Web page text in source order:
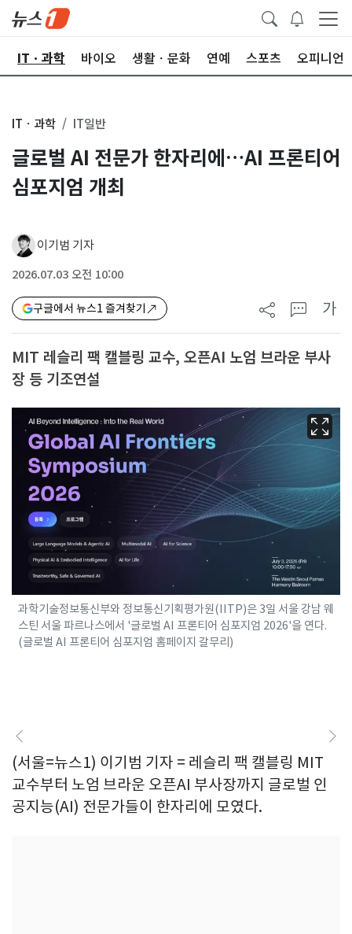
ITㆍ과학 바이오 생활ㆍ문화 연예 스포츠 오피니언
ITㆍ과학 IT일반
글로벌 AI 전문가 한자리에…AI 프론티어
심포지엄 개최
이기범 기자
2026.07.03 오전 10:00
구글에서 뉴스1 즐겨찾기 가
MIT 레슬리 팩 캘블링 교수, 오픈AI 노엄 브라운 부사
장 등 기조연설
과학기술정보통신부와 정보통신기획평가원(IITP)은 3일 서울 강남 웨
스틴 서울 파르나스에서 '글로벌 AI 프론티어 심포지엄 2026'을 연다.
(글로벌 AI 프론티어 심포지엄 홈페이지 갈무리)
(서울=뉴스1) 이기범 기자 = 레슬리 팩 캘블링 MIT
교수부터 노엄 브라운 오픈AI 부사장까지 글로벌 인
공지능(AI) 전문가들이 한자리에 모였다.